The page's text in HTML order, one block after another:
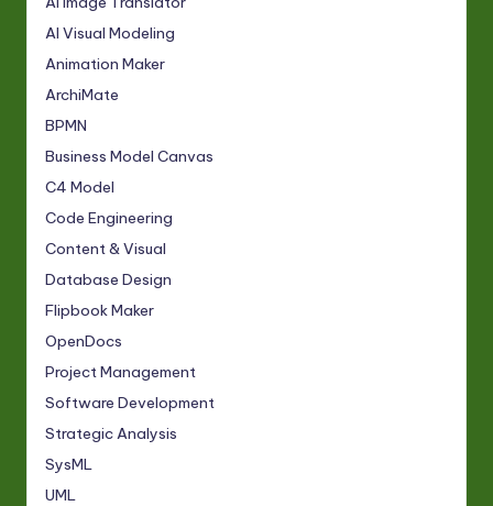
AI Visual Modeling
Animation Maker
ArchiMate
BPMN
Business Model Canvas
C4 Model
Code Engineering
Content & Visual
Database Design
Flipbook Maker
OpenDocs
Project Management
Software Development
Strategic Analysis
SysML
UML